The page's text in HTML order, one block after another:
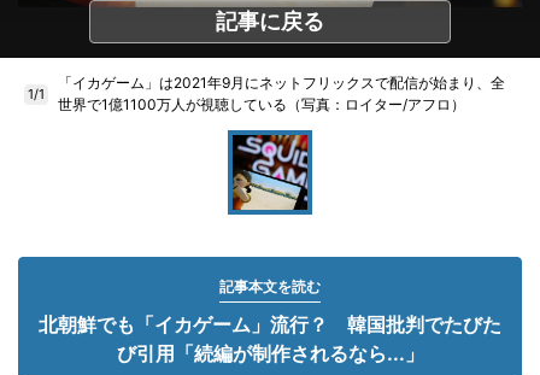
記事に戻る
1/1
「イカゲーム」は2021年9月にネットフリックスで配信が始まり、全
世界で1億1100万人が視聴している（写真：ロイター/アフロ）
記事本文を読む
北朝鮮でも「イカゲーム」流行？ 韓国批判でたびた
び引用「続編が制作されるなら...」